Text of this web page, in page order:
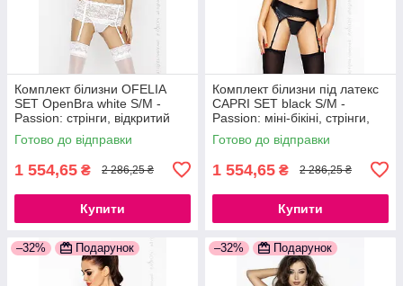
Комплект білизни OFELIA
SET OpenBra white S/M -
Passion: стрінги, відкритий
ліф, широкий пояс
777Store.com.ua
Готово до відправки
1 554,65 ₴ 2 286,25 ₴
Купити
Комплект білизни під латекс
CAPRI SET black S/M -
Passion: міні-бікіні, стрінги,
пояс для панчіх
777Store.com.ua
Готово до відправки
1 554,65 ₴ 2 286,25 ₴
Купити
–32% Подарунок –32% Подарунок